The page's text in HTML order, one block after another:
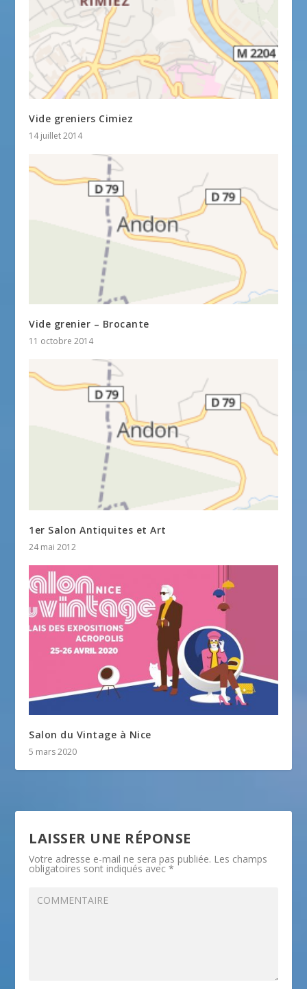
Vide greniers Cimiez
14 juillet 2014
Vide grenier – Brocante
11 octobre 2014
1er Salon Antiquites et Art
24 mai 2012
Salon du Vintage à Nice
5 mars 2020
LAISSER UNE RÉPONSE
Votre adresse e-mail ne sera pas publiée. Les champs
obligatoires sont indiqués avec*